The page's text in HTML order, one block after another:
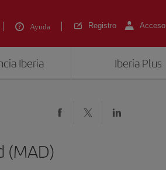
Ayuda Registro Acceso
Iberia Iberia Plus
(MAD)